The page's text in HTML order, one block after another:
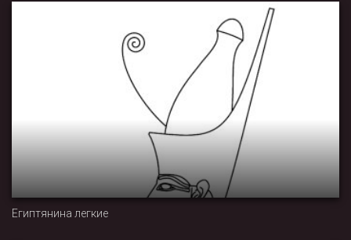
Египтянина легкие